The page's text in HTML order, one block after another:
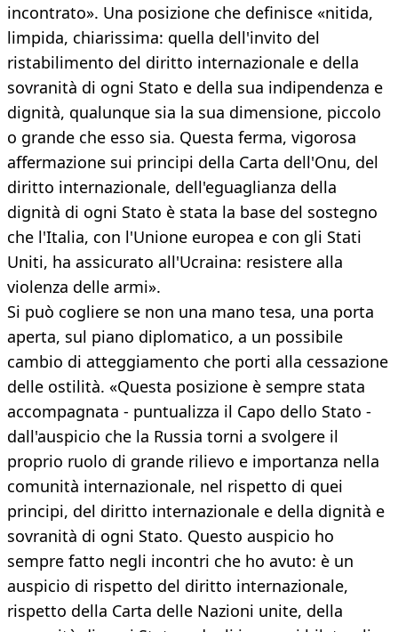
incontrato». Una posizione che definisce «nitida,
limpida, chiarissima: quella dell'invito del
ristabilimento del diritto internazionale e della
sovranità di ogni Stato e della sua indipendenza e
dignità, qualunque sia la sua dimensione, piccolo
o grande che esso sia. Questa ferma, vigorosa
affermazione sui principi della Carta dell'Onu, del
diritto internazionale, dell'eguaglianza della
dignità di ogni Stato è stata la base del sostegno
che l'Italia, con l'Unione europea e con gli Stati
Uniti, ha assicurato all'Ucraina: resistere alla
violenza delle armi».
Si può cogliere se non una mano tesa, una porta
aperta, sul piano diplomatico, a un possibile
cambio di atteggiamento che porti alla cessazione
delle ostilità. «Questa posizione è sempre stata
accompagnata - puntualizza il Capo dello Stato -
dall'auspicio che la Russia torni a svolgere il
proprio ruolo di grande rilievo e importanza nella
comunità internazionale, nel rispetto di quei
principi, del diritto internazionale e della dignità e
sovranità di ogni Stato. Questo auspicio ho
sempre fatto negli incontri che ho avuto: è un
auspicio di rispetto del diritto internazionale,
rispetto della Carta delle Nazioni unite, della